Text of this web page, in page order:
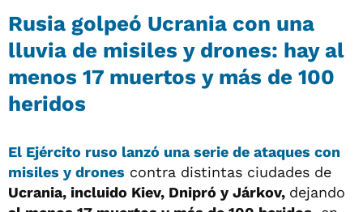
Rusia golpeó Ucrania con una
lluvia de misiles y drones: hay al
menos 17 muertos y más de 100
heridos
El Ejército ruso lanzó una serie de ataques con
misiles y drones contra distintas ciudades de
Ucrania, incluido Kiev, Dnipró y Járkov, dejando